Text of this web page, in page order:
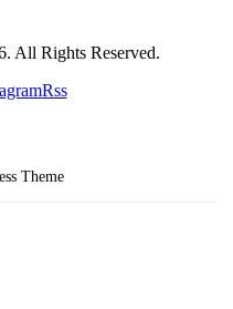
All Rights Reserved.
Rss
Theme